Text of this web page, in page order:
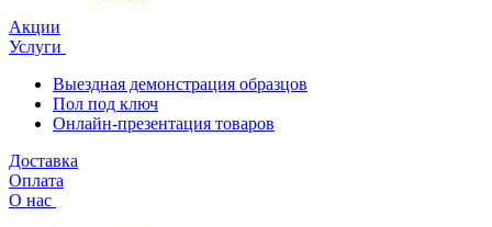
Акции
Услуги
Выездная демонстрация образцов
Пол под ключ
Онлайн-презентация товаров
Доставка
Оплата
О нас